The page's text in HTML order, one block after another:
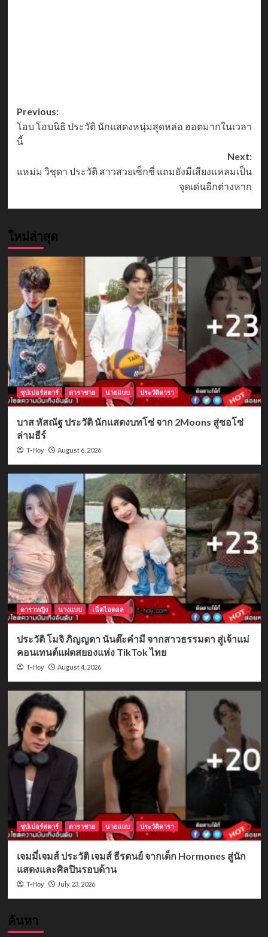
Post
navigation
Previous:
โอบ โอบนิธิ ประวัติ นักแสดงหนุ่มสุดหล่อ ฮอตมากในเวลา
นี้
Next:
แหม่ม วิชุดา ประวัติ สาวสวยเซ็กซี่ แถมยังมีเสียงแหลมเป็น
จุดเด่นอีกต่างหาก
ใหม่ล่าสุด
ซุปเปอร์สตาร์ ดาราชาย นายแบบ ประวัติดารา
บาส หัสณัฐ ประวัติ นักแสดงบทโซ่ จาก 2Moons สู่ซอโซ่
ล่ามธีร์
T-Hoy August 6, 2026
ดาราหญิง นางแบบ เน็ตไอดอล
ประวัติ โมจิ ภิญญดา นันต๊ะคำมี จากสาวธรรมดา สู่เจ้าแม่
คอนเทนต์แฝดสยองแห่ง TikTok ไทย
T-Hoy August 4, 2026
ซุปเปอร์สตาร์ ดาราชาย นายแบบ ประวัติดารา
เจมมี่เจมส์ ประวัติ เจมส์ ธีรดนย์ จากเด็ก Hormones สู่นัก
แสดงและศิลปินรอบด้าน
T-Hoy July 23, 2026
ค้นหา